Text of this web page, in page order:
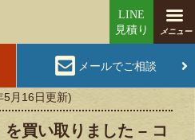
メールでご相談
5月16日更新)
買い取りました – コ